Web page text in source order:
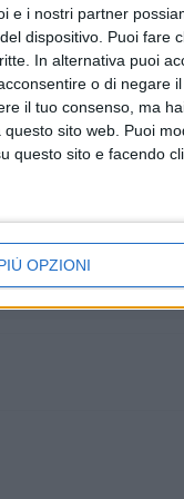
e i nostri partner
dispositivo. Puoi fare
In alternativa puoi
o di negare il
il tuo consenso, ma
sito web. Puoi
questo sito e facendo
OPZIONI
di importanti
all'Expogate
Pasqua o per
Turismo Betta
SANTA BORSA
di